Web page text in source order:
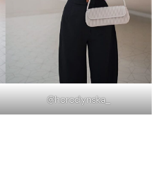
@horodynska_